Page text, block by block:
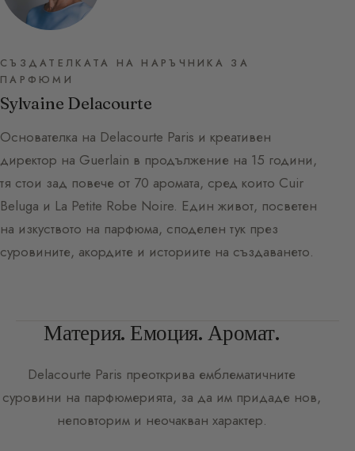
СЪЗДАТЕЛКАТА НА НАРЪЧНИКА ЗА
ПАРФЮМИ
Sylvaine Delacourte
Основателка на Delacourte Paris и креативен
директор на Guerlain в продължение на 15 години,
тя стои зад повече от 70 аромата, сред които Cuir
Beluga и La Petite Robe Noire. Един живот, посветен
на изкуството на парфюма, споделен тук през
суровините, акордите и историите на създаването.
Материя. Емоция. Аромат.
Delacourte Paris преоткрива емблематичните
суровини на парфюмерията, за да им придаде нов,
неповторим и неочакван характер.